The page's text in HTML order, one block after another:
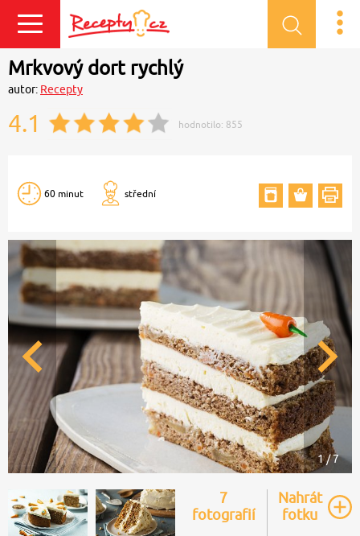
Mrkvový dort rychlý
autor: Recepty
4.1 hodnotilo: 855
60 minut střední
1 / 7
7
fotografií
Nahrát
fotku